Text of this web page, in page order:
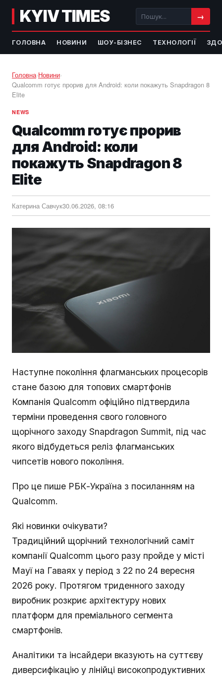
KYIV TIMES →
ГОЛОВНА НОВИНИ ШОУ-БІЗНЕС ТЕХНОЛОГІЇ
Головна›Новини›
Qualcomm готує прорив для Android: коли покажуть Snapdragon 8
Elite
NEWS
Qualcomm готує прорив
для Android: коли
покажуть Snapdragon 8
Elite
Катерина Савчук30.06.2026, 08:16
Наступне покоління флагманських процесорів
стане базою для топових смартфонів
Компанія Qualcomm офіційно підтвердила
терміни проведення свого головного
щорічного заходу Snapdragon Summit, під час
якого відбудеться реліз флагманських
чипсетів нового покоління.
Про це пише РБК-Україна з посиланням на
Qualcomm.
Які новинки очікувати?
Традиційний щорічний технологічний саміт
компанії Qualcomm цього разу пройде у місті
Мауї на Гаваях у період з 22 по 24 вересня
2026 року. Протягом триденного заходу
виробник розкриє архітектуру нових
платформ для преміального сегмента
смартфонів.
Аналітики та інсайдери вказують на суттєву
диверсифікацію у лінійці високопродуктивних